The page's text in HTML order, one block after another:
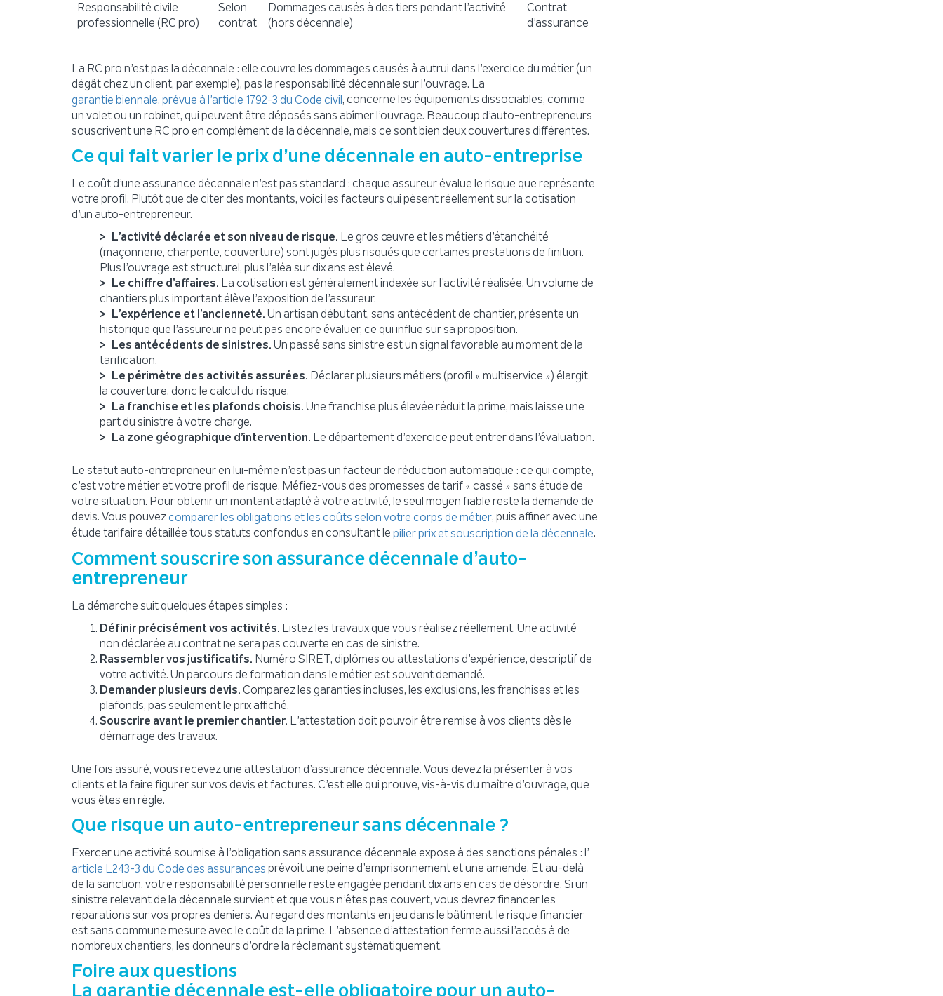
Responsabilité civile
professionnelle (RC pro)
Selon
contrat
Dommages causés à des tiers pendant l’activité
(hors décennale)
Contrat
d’assurance
La RC pro n’est pas la décennale : elle couvre les dommages causés à autrui dans l’exercice du métier (un
dégât chez un client, par exemple), pas la responsabilité décennale sur l’ouvrage. La
garantie biennale, prévue à l’article 1792-3 du Code civil, concerne les équipements dissociables, comme
un volet ou un robinet, qui peuvent être déposés sans abîmer l’ouvrage. Beaucoup d’auto-entrepreneurs
souscrivent une RC pro en complément de la décennale, mais ce sont bien deux couvertures différentes.
Ce qui fait varier le prix d’une décennale en auto-entreprise
Le coût d’une assurance décennale n’est pas standard : chaque assureur évalue le risque que représente
votre profil. Plutôt que de citer des montants, voici les facteurs qui pèsent réellement sur la cotisation
d’un auto-entrepreneur.
L’activité déclarée et son niveau de risque. Le gros œuvre et les métiers d’étanchéité
(maçonnerie, charpente, couverture) sont jugés plus risqués que certaines prestations de finition.
Plus l’ouvrage est structurel, plus l’aléa sur dix ans est élevé.
Le chiffre d’affaires. La cotisation est généralement indexée sur l’activité réalisée. Un volume de
chantiers plus important élève l’exposition de l’assureur.
L’expérience et l’ancienneté. Un artisan débutant, sans antécédent de chantier, présente un
historique que l’assureur ne peut pas encore évaluer, ce qui influe sur sa proposition.
Les antécédents de sinistres. Un passé sans sinistre est un signal favorable au moment de la
tarification.
Le périmètre des activités assurées. Déclarer plusieurs métiers (profil « multiservice ») élargit
la couverture, donc le calcul du risque.
La franchise et les plafonds choisis. Une franchise plus élevée réduit la prime, mais laisse une
part du sinistre à votre charge.
La zone géographique d’intervention. Le département d’exercice peut entrer dans l’évaluation.
Le statut auto-entrepreneur en lui-même n’est pas un facteur de réduction automatique : ce qui compte,
c’est votre métier et votre profil de risque. Méfiez-vous des promesses de tarif « cassé » sans étude de
votre situation. Pour obtenir un montant adapté à votre activité, le seul moyen fiable reste la demande de
devis. Vous pouvezcomparer les obligations et les coûts selon votre corps de métier, puis affiner avec une
étude tarifaire détaillée tous statuts confondus en consultant le pilier prix et souscription de la décennale.
Comment souscrire son assurance décennale d’auto-
entrepreneur
La démarche suit quelques étapes simples :
Définir précisément vos activités. Listez les travaux que vous réalisez réellement. Une activité
non déclarée au contrat ne sera pas couverte en cas de sinistre.
Rassembler vos justificatifs. Numéro SIRET, diplômes ou attestations d’expérience, descriptif de
votre activité. Un parcours de formation dans le métier est souvent demandé.
Demander plusieurs devis. Comparez les garanties incluses, les exclusions, les franchises et les
plafonds, pas seulement le prix affiché.
Souscrire avant le premier chantier. L’attestation doit pouvoir être remise à vos clients dès le
démarrage des travaux.
Une fois assuré, vous recevez une attestation d’assurance décennale. Vous devez la présenter à vos
clients et la faire figurer sur vos devis et factures. C’est elle qui prouve, vis-à-vis du maître d’ouvrage, que
vous êtes en règle.
Que risque un auto-entrepreneur sans décennale ?
Exercer une activité soumise à l’obligation sans assurance décennale expose à des sanctions pénales : l’
article L243-3 du Code des assurances prévoit une peine d’emprisonnement et une amende. Et au-delà
de la sanction, votre responsabilité personnelle reste engagée pendant dix ans en cas de désordre. Si un
sinistre relevant de la décennale survient et que vous n’êtes pas couvert, vous devrez financer les
réparations sur vos propres deniers. Au regard des montants en jeu dans le bâtiment, le risque financier
est sans commune mesure avec le coût de la prime. L’absence d’attestation ferme aussi l’accès à de
nombreux chantiers, les donneurs d’ordre la réclamant systématiquement.
Foire aux questions
La garantie décennale est-elle obligatoire pour un auto-